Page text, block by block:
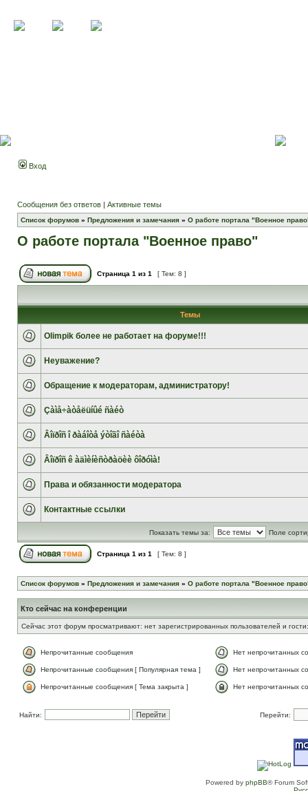
Вход
Сообщения без ответов | Активные темы
Список форумов » Предложения и замечания » О работе портала "Военное
О работе портала "Военное право"
Страница 1 из 1 [ Тем: 8 ]
Темы
Olimpik более не работает на форуме!!!
Неуважение?
Обращение к модераторам, администратору!
Çàìå÷àòåëüíûé ñàéò
Âîïðîñ î ðàáîòå ýòîãî ñàéòà
Âîïðîñ ê àäìèíèñòðàöèè ôîðóìà!
Права и обязанности модератора
Контактные ссылки
Показать темы за: Поле
Страница 1 из 1 [ Тем: 8 ]
Список форумов » Предложения и замечания » О работе портала "Военное
Кто сейчас на конференции
Сейчас этот форум просматривают: нет зарегистрированных пользователей и
Непрочитанные сообщения Нет непрочитанных
Непрочитанные сообщения [ Популярная тема ] Нет непрочитанных
Непрочитанные сообщения [ Тема закрыта ] Нет непрочитанных
Найти: Перейти:
Powered by phpBB® Forum